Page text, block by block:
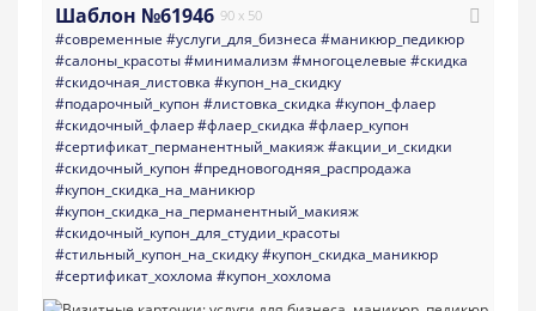
Шаблон №61946 90 x 50
#современные #услуги_для_бизнеса #маникюр_педикюр
#салоны_красоты#минимализм #многоцелевые #скидка
#скидочная_листовка #купон_на_скидку
#подарочный_купон #листовка_скидка #купон_флаер
#скидочный_флаер#флаер_скидка #флаер_купон
#сертификат_перманентный_макияж#акции_и_скидки
#скидочный_купон #предновогодняя_распродажа
#купон_скидка_на_маникюр
#купон_скидка_на_перманентный_макияж
#скидочный_купон_для_студии_красоты
#стильный_купон_на_скидку#купон_скидка_маникюр
#сертификат_хохлома #купон_хохлома